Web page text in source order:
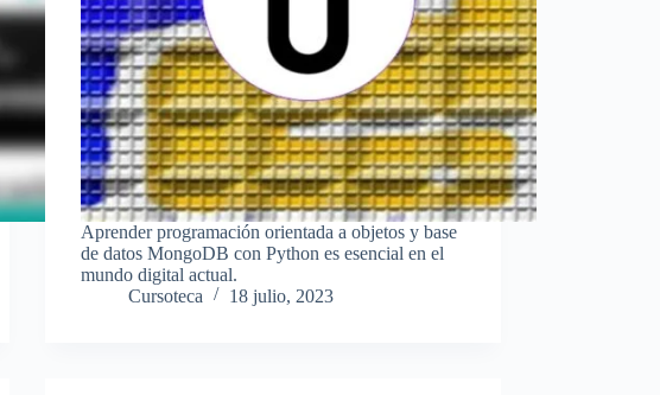
Aprender programación orientada a objetos y base
de datos MongoDB con Python es esencial en el
mundo digital actual.
Cursoteca
18 julio, 2023